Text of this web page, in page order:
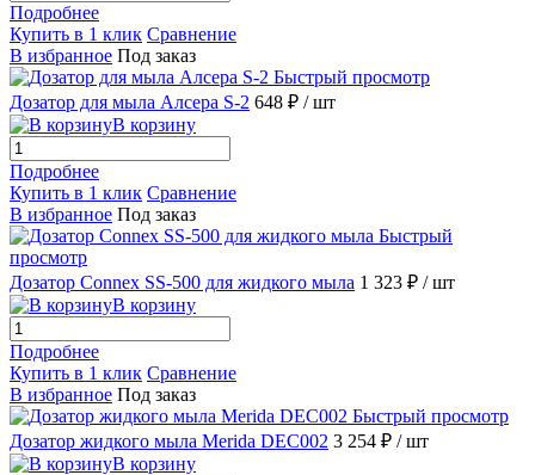
Подробнее
Купить в 1 клик Сравнение
В избранное Под заказ
Быстрый просмотр
Дозатор для мыла Алсера S-2 648 ₽ / шт
В корзину
Подробнее
Купить в 1 клик Сравнение
В избранное Под заказ
Быстрый
просмотр
Дозатор Connex SS-500 для жидкого мыла 1 323 ₽ / шт
В корзину
Подробнее
Купить в 1 клик Сравнение
В избранное Под заказ
Быстрый просмотр
Дозатор жидкого мыла Merida DEC002 3 254 ₽ / шт
В корзину